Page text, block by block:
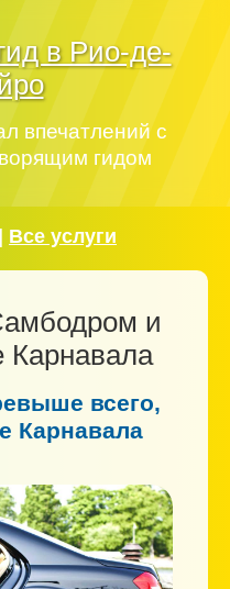
в Рио-де-
впечатлений с
гидом
Все услуги
и
Карнавала
всего,
Карнавала